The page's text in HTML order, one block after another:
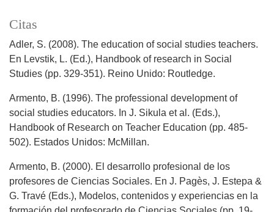
Citas
Adler, S. (2008). The education of social studies teachers.
En Levstik, L. (Ed.), Handbook of research in Social
Studies (pp. 329-351). Reino Unido: Routledge.
Armento, B. (1996). The professional development of
social studies educators. In J. Sikula et al. (Eds.),
Handbook of Research on Teacher Education (pp. 485-
502). Estados Unidos: McMillan.
Armento, B. (2000). El desarrollo profesional de los
profesores de Ciencias Sociales. En J. Pagès, J. Estepa &
G. Travé (Eds.), Modelos, contenidos y experiencias en la